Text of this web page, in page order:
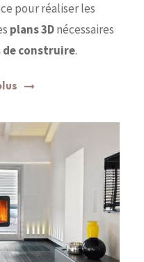
pour réaliser les
plans 3Dnécessaires
de construire.